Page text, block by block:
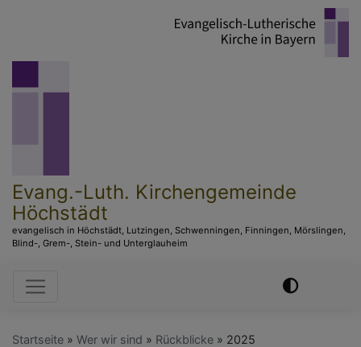
Evang.-Luth. Kirchengemeinde
Höchstädt
evangelisch in Höchstädt, Lutzingen, Schwenningen, Finningen, Mörslingen,
Blind-, Grem-, Stein- und Unterglauheim
Hauptnavigation
Startseite Wer wir sind Rückblicke 2025